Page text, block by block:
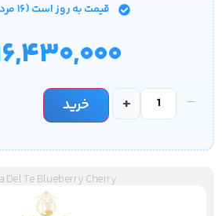
قیمت‌ به روز است (۱۶ مرداد ۱۴۰۵)
−
+ خرید
Del Te Blueberry Cherry